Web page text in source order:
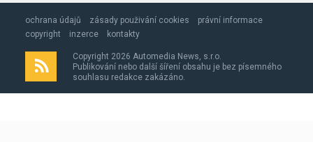
ochrana údajů zásady použivání cookies
právní informace
copyright
inzerce kontakty
Copyright 2026 Automedia News, s.r.o.
Publikování nebo další šíření obsahu je bez písemného
souhlasu redakce zakázáno.